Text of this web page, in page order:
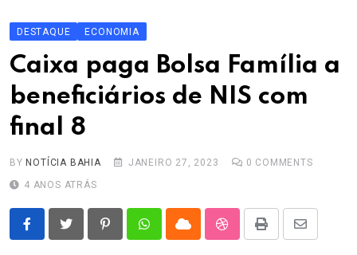
Esporte
Outros Assuntos
DESTAQUE ECONOMIA
Caixa paga Bolsa Família a
beneficiários de NIS com
final 8
BY NOTÍCIA BAHIA JANEIRO 27, 2023 0 COMMENTS
4 ANOS ATRÁS
PinterestWhatsappCloud StumbleUpon
Print
Share